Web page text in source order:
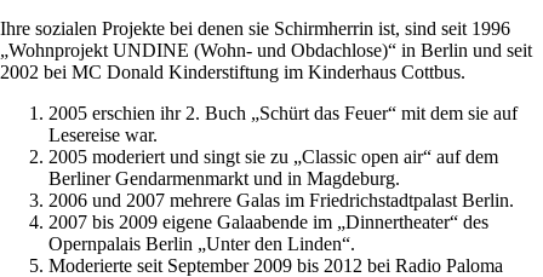
Ihre sozialen Projekte bei denen sie Schirmherrin ist, sind seit 1996
„Wohnprojekt UNDINE (Wohn- und Obdachlose)“ in Berlin und seit
2002 bei MC Donald Kinderstiftung im Kinderhaus Cottbus.
2005 erschien ihr 2. Buch „Schürt das Feuer“ mit dem sie auf
Lesereise war.
2005 moderiert und singt sie zu „Classic open air“ auf dem
Berliner Gendarmenmarkt und in Magdeburg.
2006 und 2007 mehrere Galas im Friedrichstadtpalast Berlin.
2007 bis 2009 eigene Galaabende im „Dinnertheater“ des
Opernpalais Berlin „Unter den Linden“.
Moderierte seit September 2009 bis 2012 bei Radio Paloma